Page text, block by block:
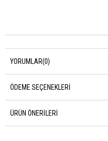
YORUMLAR(0)
ÖDEME SEÇENEKLERI
ÜRÜN ÖNERILERI